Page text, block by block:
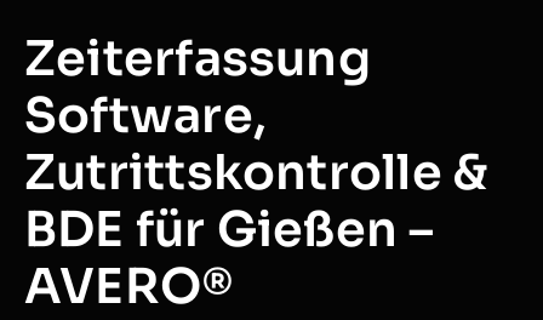
Zeiterfassung
Software,
Zutrittskontrolle &
BDE für Gießen –
AVERO®